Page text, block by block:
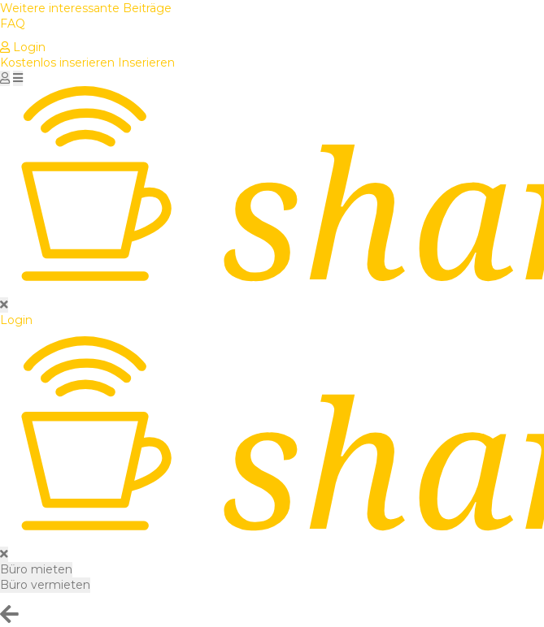
Weitere interessante Beiträge
FAQ
Login
Kostenlos inserieren Inserieren
Login
Büro mieten
Büro vermieten